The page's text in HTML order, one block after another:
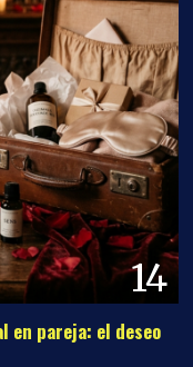
14
en pareja: el deseo